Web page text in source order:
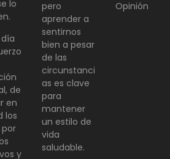
lo
de
en
los
y
pero
aprender a
sentirnos
bien a pesar
de las
circunstanci
as es clave
para
mantener
un estilo de
vida
saludable.
Opinión